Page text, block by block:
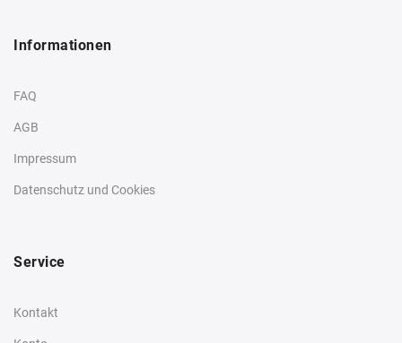
Informationen
FAQ
AGB
Impressum
Datenschutz und Cookies
Service
Kontakt